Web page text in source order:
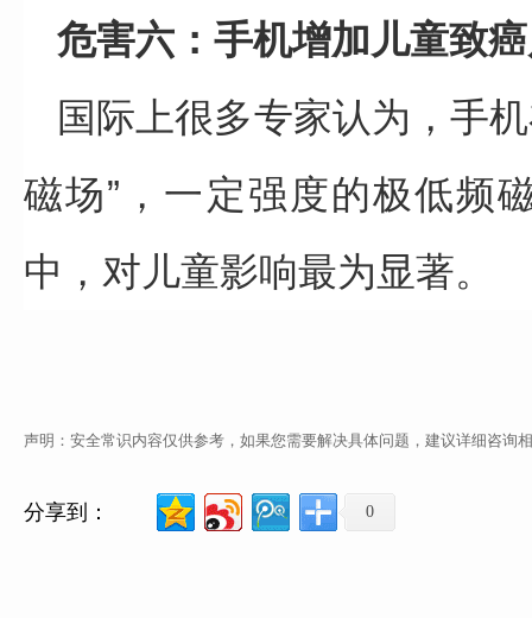
危害六：手机增加儿童致
国际上很多专家认为，手
磁场”，一定强度的极低频
中，对儿童影响最为显著。
声明：安全常识内容仅供参考，如果您需要解决具体问题，建议详细咨询
分享到： 0